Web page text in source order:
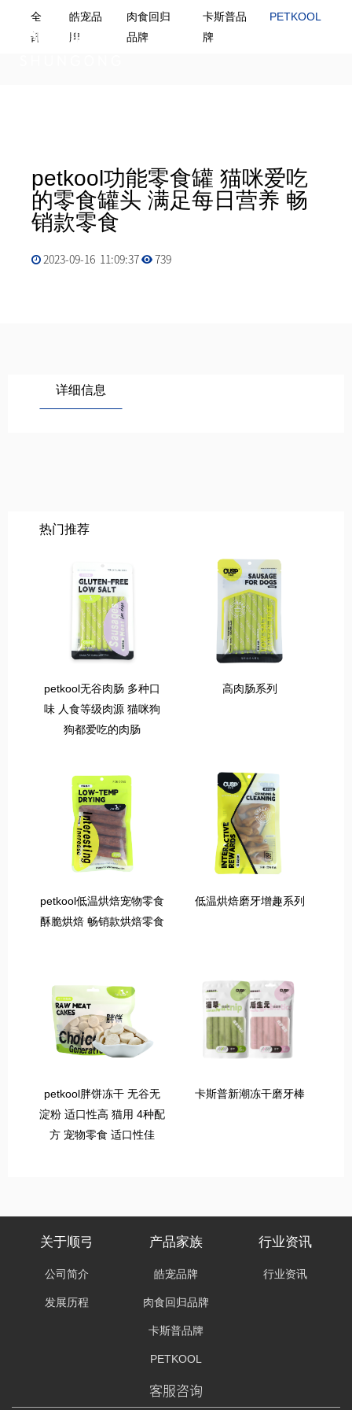
全
部
皓宠品
牌
肉食回归
品牌
卡斯普品
牌
PETKOOL
petkool功能零食罐 猫咪爱吃
的零食罐头 满足每日营养 畅
销款零食
2023-09-16 11:09:37 739
详细信息
热门推荐
petkool无谷肉肠 多种口
味 人食等级肉源 猫咪狗
狗都爱吃的肉肠
高肉肠系列
petkool低温烘焙宠物零食
酥脆烘焙 畅销款烘焙零食
低温烘焙磨牙增趣系列
petkool胖饼冻干 无谷无
淀粉 适口性高 猫用 4种配
方 宠物零食 适口性佳
卡斯普新潮冻干磨牙棒
关于顺弓
公司简介
发展历程
产品家族
皓宠品牌
肉食回归品牌
卡斯普品牌
PETKOOL
行业资讯
行业资讯
客服咨询